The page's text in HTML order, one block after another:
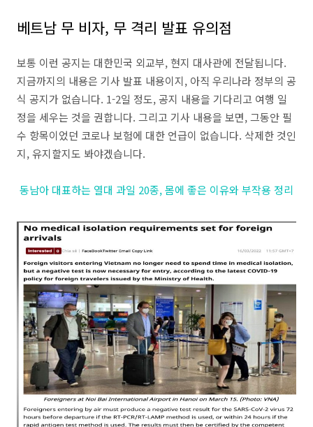
베트남 무 비자, 무 격리 발표 유의점
보통 이런 공지는 대한민국 외교부, 현지 대사관에 전달됩니다.
지금까지의 내용은 기사 발표 내용이지, 아직 우리나라 정부의 공
식 공지가 없습니다. 1-2일 정도, 공지 내용을 기다리고 여행 일
정을 세우는 것을 권합니다. 그리고 기사 내용을 보면, 그동안 필
수 항목이었던 코로나 보험에 대한 언급이 없습니다. 삭제한 것인
지, 유지할지도 봐야겠습니다.
동남아 대표하는 열대 과일 20종, 몸에 좋은 이유와 부작용 정리